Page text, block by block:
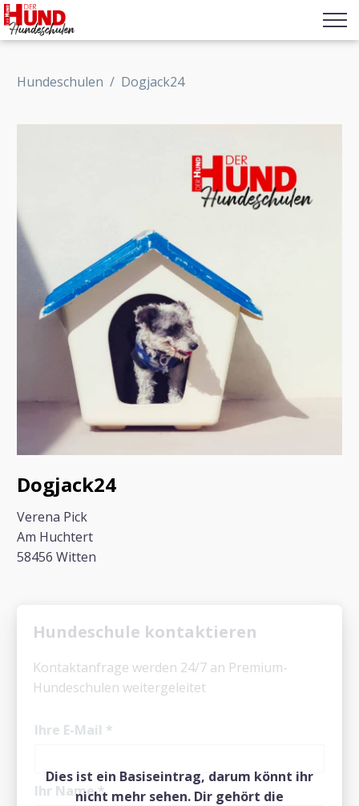
Hundeschulen / Dogjack24
Dogjack24
Verena Pick
Am Huchtert
58456 Witten
Dies ist ein Basiseintrag, darum könnt ihr
nicht mehr sehen. Dir gehört die
Hundeschule kontaktieren
Kontaktanfrage werden 24/7 an Premium-
Hundeschulen weitergeleitet
Ihre E-Mail *
Ihr Name*